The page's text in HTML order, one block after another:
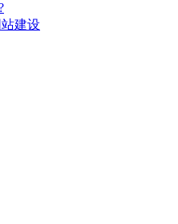
建设